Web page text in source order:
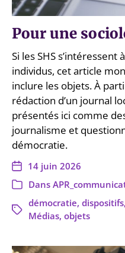
Pour une
Si les SHS s’intéressent
individus, cet article
inclure les objets. À
rédaction d’un journal
présentés ici comme
journalisme et
démocratie.
14 juin 2026
Dans
démocratie, dispositifs,
Médias, objets